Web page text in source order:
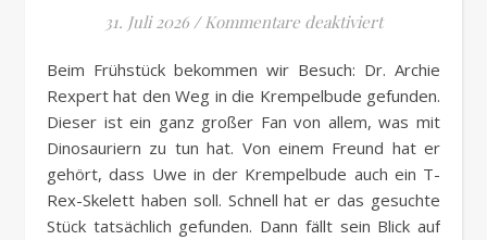
31. Juli 2026 / Kommentare deaktiviertfür 2026
Beim Frühstück bekommen wir Besuch: Dr. Archie
Rexpert hat den Weg in die Krempelbude gefunden.
Dieser ist ein ganz großer Fan von allem, was mit
Dinosauriern zu tun hat. Von einem Freund hat er
gehört, dass Uwe in der Krempelbude auch ein T-
Rex-Skelett haben soll. Schnell hat er das gesuchte
Stück tatsächlich gefunden. Dann fällt sein Blick auf